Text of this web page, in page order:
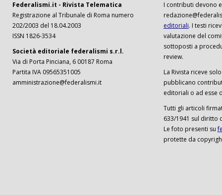
Federalismi.it - Rivista Telematica
Registrazione al Tribunale di Roma numero
202/2003 del 18.04.2003
ISSN 1826-3534
Società editoriale federalismi s.r.l.
Via di Porta Pinciana, 6 00187 Roma
Partita IVA 09565351005
amministrazione@federalismi.it
I contributi devono
editoriali. I testi
valutazione del
sottoposti a
review.
La Rivista riceve
pubblicano
editoriali o ad esse
Tutti gli articoli
633/1941 sul diritto
Le foto presenti su
protette da